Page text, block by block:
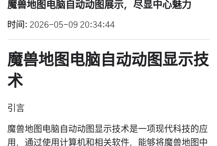
魔兽地图电脑自动动图展示，尽显中心魅力
时间 2026-05-09 20:34:44
魔兽地图电脑自动动图显示技
术
引言
魔兽地图电脑自动动图显示技术是一项现代科技的应
用，通过使用计算机和相关软件，能够将魔兽地图中